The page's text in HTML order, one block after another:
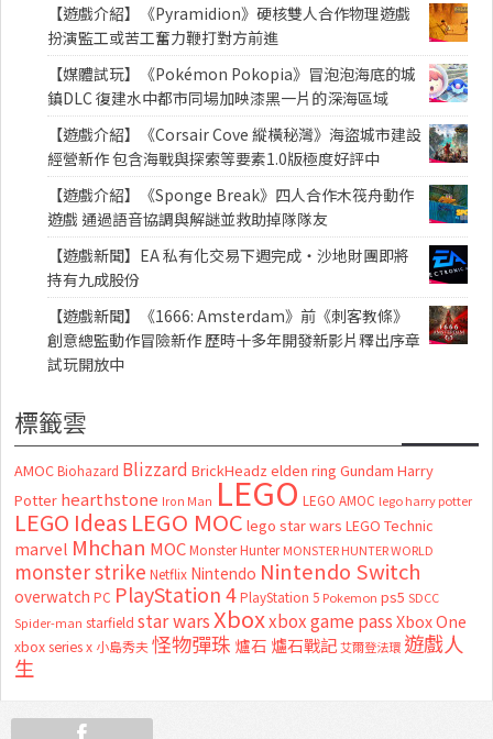
【遊戲介紹】《Pyramidion》硬核雙人合作物理遊戲
扮演監工或苦工奮力鞭打對方前進
【媒體試玩】《Pokémon Pokopia》冒泡泡海底的城
鎮DLC 復建水中都市同場加映漆黑一片的深海區域
【遊戲介紹】《Corsair Cove 縱橫秘灣》海盜城市建設
經營新作 包含海戰與探索等要素1.0版極度好評中
【遊戲介紹】《Sponge Break》四人合作木筏舟動作
遊戲 通過語音協調與解謎並救助掉隊隊友
【遊戲新聞】EA 私有化交易下週完成・沙地財團即將
持有九成股份
【遊戲新聞】《1666: Amsterdam》前《刺客教條》
創意總監動作冒險新作 歷時十多年開發新影片釋出序章
試玩開放中
標籤雲
AMOC Biohazard Blizzard BrickHeadz elden ring Gundam Harry
Potter hearthstone Iron Man LEGO LEGO AMOC lego harry potter
LEGO Ideas LEGO MOC lego star wars LEGO Technic
marvel Mhchan MOC Monster Hunter MONSTER HUNTER WORLD
monster strike Netflix Nintendo Nintendo Switch
overwatch PC PlayStation 4 PlayStation 5 Pokemon ps5 SDCC
Spider-man starfield star wars Xboxxbox game passXbox One
xbox series x 小島秀夫怪物彈珠 爐石 爐石戰記艾爾登法環 遊戲人
生